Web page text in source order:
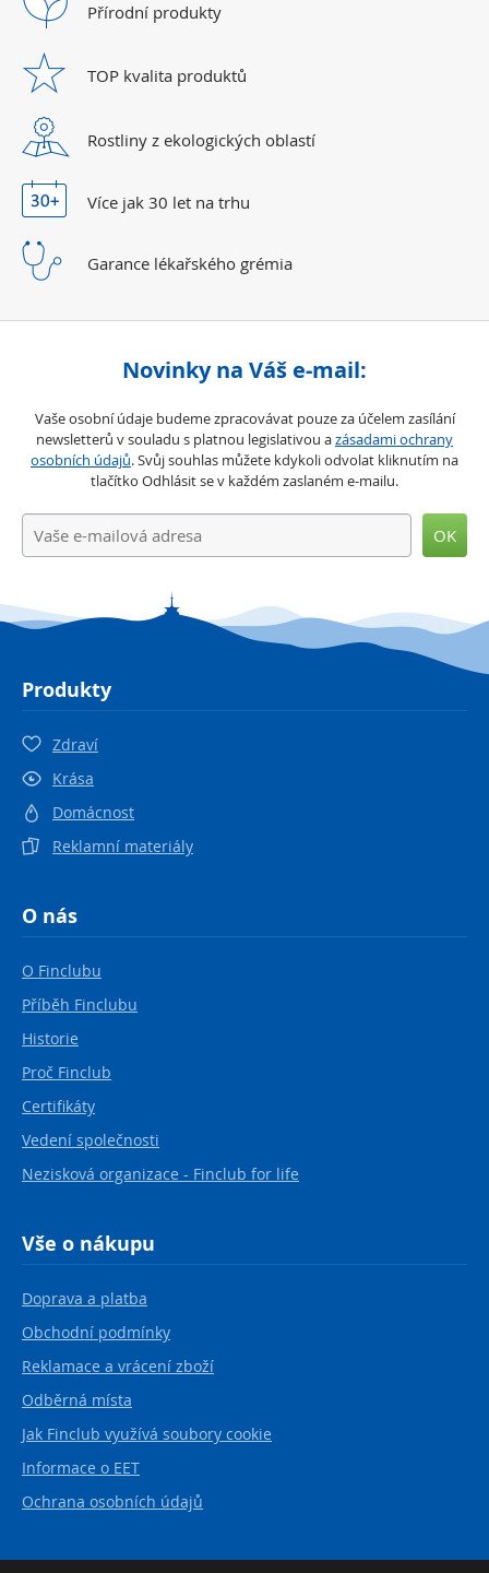
Přírodní produkty
TOP kvalita produktů
Rostliny z ekologických oblastí
Více jak 30 let na trhu
Garance lékařského grémia
Novinky na Váš e-mail:
Vaše osobní údaje budeme zpracovávat pouze za účelem zasílání
newsletterů v souladu s platnou legislativou azásadami ochrany
osobních údajů. Svůj souhlas můžete kdykoli odvolat kliknutím na
tlačítko Odhlásit se v každém zaslaném e-mailu.
OK
Produkty
Zdraví
Krása
Domácnost
Reklamní materiály
O nás
O Finclubu
Příběh Finclubu
Historie
Proč Finclub
Certifikáty
Vedení společnosti
Nezisková organizace - Finclub for life
Vše o nákupu
Doprava a platba
Obchodní podmínky
Reklamace a vrácení zboží
Odběrná místa
Jak Finclub využívá soubory cookie
Informace o EET
Ochrana osobních údajů